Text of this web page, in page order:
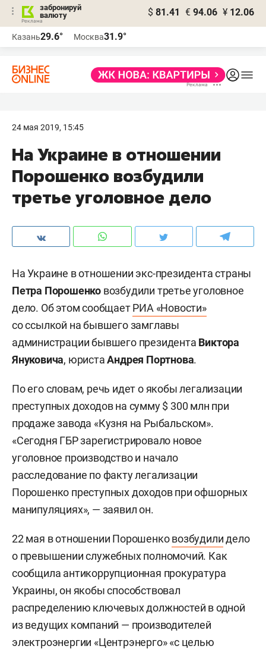
забронируй
валюту
$ 81.41 € 94.06 ¥ 12.06
Казань29.6° Москва31.9°
24 мая 2019, 15:45
На Украине в отношении
Порошенко возбудили
третье уголовное дело
На Украине в отношении экс-президента страны
Петра Порошенко возбудили третье уголовное
дело. Об этом сообщаетРИА «Новости»
со ссылкой на бывшего замглавы
администрации бывшего президента Виктора
Януковича, юристаАндрея Портнова.
По его словам, речь идет о якобы легализации
преступных доходов на сумму $ 300 млн при
продаже завода «Кузня на Рыбальском».
«Сегодня ГБР зарегистрировало новое
уголовное производство и начало
расследование по факту легализации
Порошенко преступных доходов при офшорных
манипуляциях», — заявил он.
22 мая в отношении Порошенковозбудилидело
о превышении служебных полномочий. Как
сообщила антикоррупционная прокуратура
Украины, он якобы способствовал
распределению ключевых должностей в одной
из ведущих компаний — производителей
электроэнергии «Центрэнерго» «с целью